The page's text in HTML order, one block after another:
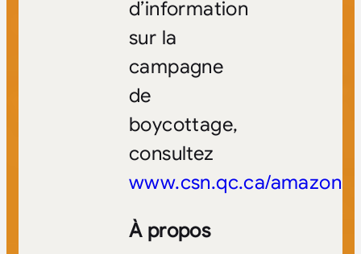
d’information
sur la
campagne
de
boycottage,
consultez
www.csn.qc.ca/amazon
À propos